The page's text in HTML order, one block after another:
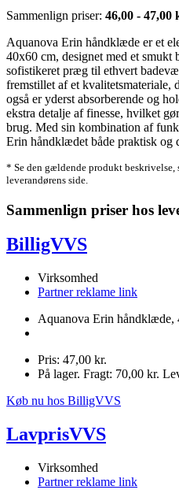
Sammenlign priser: 46,00 - 47,00
Aquanova Erin håndklæde er et
40x60 cm, designet med et smukt
sofistikeret præg til ethvert
fremstillet af et kvalitetsmateriale,
også er yderst absorberende og
ekstra detalje af finesse, hvilket
brug. Med sin kombination af
Erin håndklædet både praktisk og
* Se den gældende produkt beskrivelse,
leverandørens side.
Sammenlign priser hos
BilligVVS
Virksomhed
Partner reklame link
Aquanova Erin håndklæde,
Pris: 47,00 kr.
På lager. Fragt: 70,00 kr.
Køb nu hos BilligVVS
LavprisVVS
Virksomhed
Partner reklame link